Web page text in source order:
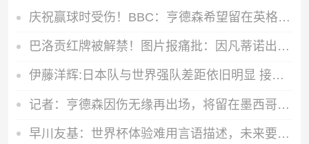
庆祝赢球时受伤！BBC：亨德森希望留在英格兰阵中，和队友在一起
巴洛贡红牌被解禁！图片报痛批：因凡蒂诺出卖足球！玩弄权力
伊藤洋辉:日本队与世界强队差距依旧明显 接下来要认真复盘并休整
记者：亨德森因伤无缘再出场，将留在墨西哥城接受治疗
早川友基：世界杯体验难用言语描述，未来要努力缩小和强队的差距